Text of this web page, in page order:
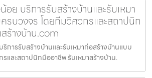
อย บริการรับสร้างบ้านและรับเหมา
รบวงจร โดยทีมวิศวกรและสถาปนิก
ร้างบ้าน.com
ริการรับสร้างบ้านและรับเหมาก่อสร้างบ้านแบบ
และสถาปนิกมืออาชีพ รับเหมาสร้างบ้าน.